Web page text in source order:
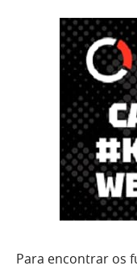
Para encontrar os